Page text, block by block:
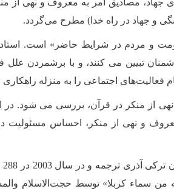
مصادیق امر به معروف و نهى از
و جهاد در راه خدا) مطرح مى‌گردد.
و مردم در شرایط حاضر» است.
تبیین مى كنند، و با برشمردن
فعالیت‌هاى اجتماعى را به منزله
از منكر در قرآن، بررسى مى شود.
و نهى از منكر، احساس مسئولیت در
سماء کربلا» توسط حجت‌الاسلام